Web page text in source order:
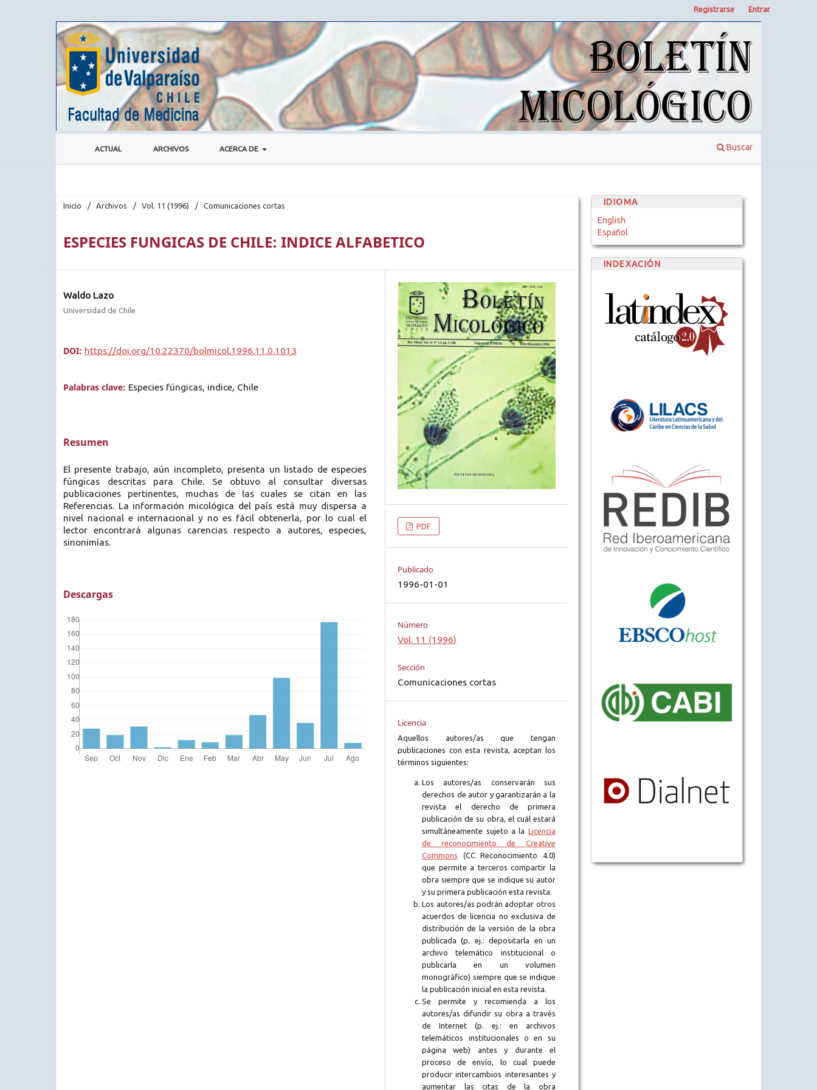
ACTUAL ARCHIVOS ACERCA DE Buscar
Registrarse Entrar
Inicio / Archivos / Vol. 11 (1996) / Comunicaciones cortas
ESPECIES FUNGICAS DE CHILE: INDICE ALFABETICO
Waldo Lazo
Universidad de Chile
DOI: https://doi.org/10.22370/bolmicol.1996.11.0.1013
Palabras clave: Especies fúngicas, indice, Chile
Resumen
El presente trabajo, aún incompleto, presenta un listado de especies
fúngicas descritas para Chile. Se obtuvo al consultar diversas
publicaciones pertinentes, muchas de las cuales se citan en las
Referencias. La información micológica del país está muy dispersa a
nivel nacional e internacional y no es fácil obtenerla, por lo cual el
lector encontrará algunas carencias respecto a autores, especies,
sinonimías.
Descargas
PDF
Publicado
1996-01-01
Número
Vol. 11 (1996)
Sección
Comunicaciones cortas
Licencia
Aquellos autores/as que tengan
publicaciones con esta revista, aceptan los
términos siguientes:
Los autores/as conservarán sus
derechos de autor y garantizarán a la
revista el derecho de primera
publicación de su obra, el cuál estará
simultáneamente sujeto a la Licencia
de reconocimiento de Creative
Commons (CC Reconocimiento 4.0)
que permite a terceros compartir la
obra siempre que se indique su autor
y su primera publicación esta revista.
Los autores/as podrán adoptar otros
acuerdos de licencia no exclusiva de
distribución de la versión de la obra
publicada (p. ej.: depositarla en un
archivo telemático institucional o
publicarla en un volumen
monográfico) siempre que se indique
la publicación inicial en esta revista.
Se permite y recomienda a los
autores/as difundir su obra a través
de Internet (p. ej.: en archivos
telemáticos institucionales o en su
página web) antes y durante el
proceso de envío, lo cual puede
producir intercambios interesantes y
aumentar las citas de la obra
IDIOMA
English
Español
INDEXACIÓN